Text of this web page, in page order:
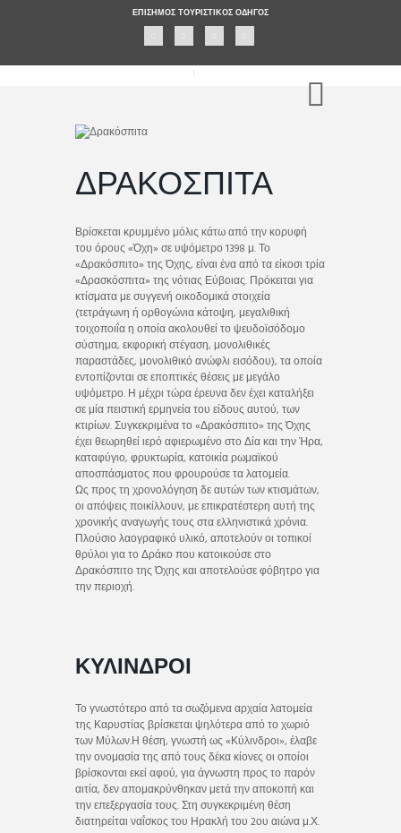
ΕΠΊΣΗΜΟΣ ΤΟΥΡΙΣΤΙΚΌΣ ΟΔΗΓΌΣ
ΔΡΑΚΌΣΠΙΤΑ
Βρίσκεται κρυμμένο μόλις κάτω από την κορυφή
του όρους «Όχη» σε υψόμετρο 1398 μ. Το
«Δρακόσπιτο» της Όχης, είναι ένα από τα είκοσι τρία
«Δρασκόσπιτα» της νότιας Εύβοιας. Πρόκειται για
κτίσματα με συγγενή οικοδομικά στοιχεία
(τετράγωνη ή ορθογώνια κάτοψη, μεγαλιθική
τοιχοποιΐα η οποία ακολουθεί το ψευδοϊσόδομο
σύστημα, εκφορική στέγαση, μονολιθικές
παραστάδες, μονολιθικό ανώφλι εισόδου), τα οποία
εντοπίζονται σε εποπτικές θέσεις με μεγάλο
υψόμετρο. Η μέχρι τώρα έρευνα δεν έχει καταλήξει
σε μία πειστική ερμηνεία του είδους αυτού, των
κτιρίων. Συγκεκριμένα το «Δρακόσπιτο» της Όχης
έχει θεωρηθεί ιερό αφιερωμένο στο Δία και την Ήρα,
καταφύγιο, φρυκτωρία, κατοικία ρωμαϊκού
αποσπάσματος που φρουρούσε τα λατομεία.
Ως προς τη χρονολόγηση δε αυτών των κτισμάτων,
οι απόψεις ποικίλλουν, με επικρατέστερη αυτή της
χρονικής αναγωγής τους στα ελληνιστικά χρόνια.
Πλούσιο λαογραφικό υλικό, αποτελούν οι τοπικοί
θρύλοι για το Δράκο που κατοικούσε στο
Δρακόσπιτο της Όχης και αποτελούσε φόβητρο για
την περιοχή.
ΚΎΛΙΝΔΡΟΙ
Το γνωστότερο από τα σωζόμενα αρχαία λατομεία
της Καρυστίας βρίσκεται ψηλότερα από το χωριό
των Μύλων.Η θέση, γνωστή ως «Κύλινδροι», έλαβε
την ονομασία της από τους δέκα κίονες οι οποίοι
βρίσκονται εκεί αφού, για άγνωστη προς το παρόν
αιτία, δεν απομακρύνθηκαν μετά την αποκοπή και
την επεξεργασία τους. Στη συγκεκριμένη θέση
διατηρείται ναΐσκος του Ηρακλή του 2ου αιώνα μ.Χ.